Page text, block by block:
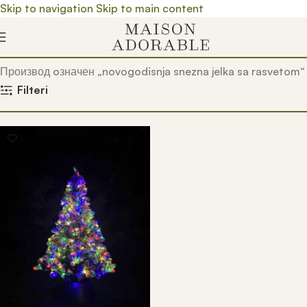
Skip to navigation Skip to main content
Почетна/ Prodavnica/
Производ oзначен „novogodisnja snezna jelka sa rasvetom“
Filteri